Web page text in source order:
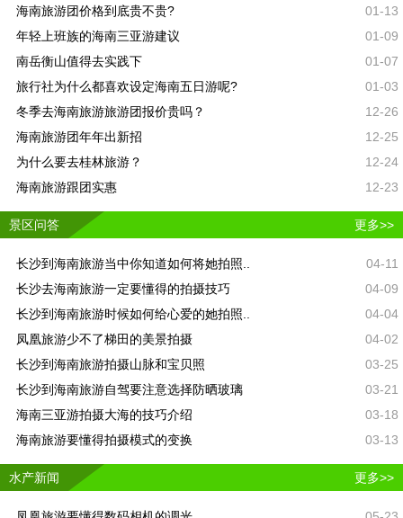
海南旅游团价格到底贵不贵?
01-13
年轻上班族的海南三亚游建议
01-09
南岳衡山值得去实践下
01-07
旅行社为什么都喜欢设定海南五日游呢?
01-03
冬季去海南旅游旅游团报价贵吗？
12-26
海南旅游团年年出新招
12-25
为什么要去桂林旅游？
12-24
海南旅游跟团实惠
12-23
景区问答 更多>>
长沙到海南旅游当中你知道如何将她拍照..
04-11
长沙去海南旅游一定要懂得的拍摄技巧
04-09
长沙到海南旅游时候如何给心爱的她拍照..
04-04
凤凰旅游少不了梯田的美景拍摄
04-02
长沙到海南旅游拍摄山脉和宝贝照
03-25
长沙到海南旅游自驾要注意选择防晒玻璃
03-21
海南三亚游拍摄大海的技巧介绍
03-18
海南旅游要懂得拍摄模式的变换
03-13
水产新闻 更多>>